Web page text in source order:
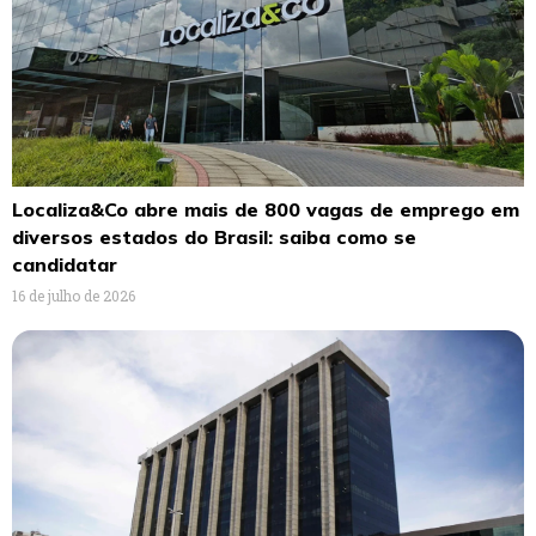
Localiza&Co abre mais de 800 vagas de emprego em
diversos estados do Brasil: saiba como se
candidatar
16 de julho de 2026